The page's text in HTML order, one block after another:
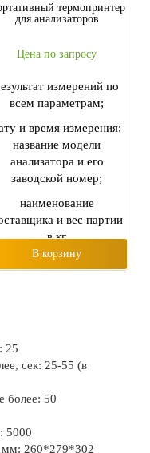
термопринтер
для анализаторов
Цена по запросу
измерений по
всем параметрам;
и время измерения;
название модели
анализатора и его
заводской номер;
наименование
и вес партии
в кг
В корзину
25
сек: 25-55 (в
более: 50
5000
260*279*302